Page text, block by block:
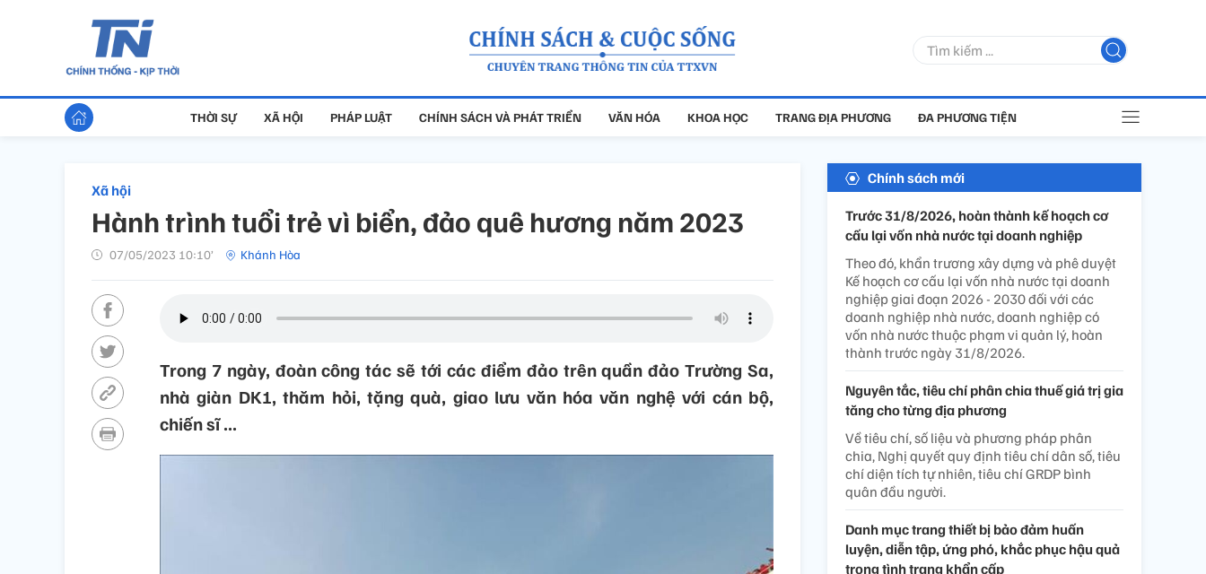
THỜI SỰ XÃ HỘI PHÁP LUẬT CHÍNH SÁCH VÀ PHÁT TRIỂN VĂN HÓA KHOA HỌC TRANG ĐỊA PHƯƠNG ĐA PHƯƠNG TIỆN
Xã hội
Hành trình tuổi trẻ vì biển, đảo quê hương năm 2023
07/05/2023 10:10’ Khánh Hòa
Trong 7 ngày, đoàn công tác sẽ tới các điểm đảo trên quần đảo Trường Sa,
nhà giàn DK1, thăm hỏi, tặng quà, giao lưu văn hóa văn nghệ với cán bộ,
chiến sĩ ...
Chính sách mới
Trước 31/8/2026, hoàn thành kế hoạch cơ
cấu lại vốn nhà nước tại doanh nghiệp
Theo đó, khẩn trương xây dựng và phê duyệt
Kế hoạch cơ cấu lại vốn nhà nước tại doanh
nghiệp giai đoạn 2026 - 2030 đối với các
doanh nghiệp nhà nước, doanh nghiệp có
vốn nhà nước thuộc phạm vi quản lý, hoàn
thành trước ngày 31/8/2026.
Nguyên tắc, tiêu chí phân chia thuế giá trị gia
tăng cho từng địa phương
Về tiêu chí, số liệu và phương pháp phân
chia, Nghị quyết quy định tiêu chí dân số, tiêu
chí diện tích tự nhiên, tiêu chí GRDP bình
quân đầu người.
Danh mục trang thiết bị bảo đảm huấn
luyện, diễn tập, ứng phó, khắc phục hậu quả
trong tình trạng khẩn cấp